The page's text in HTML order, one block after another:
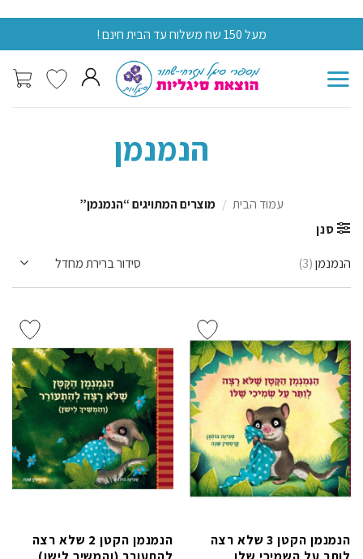
Skip
מעל 150 שח משלוח עד הבית חינם !
הנמנמן
עמוד הבית / מוצרים המתויגים “הנמנמן”
סנן
הנמנמן(3)
הנמנמן הקטן 3 שלא רצה
הנמנמן הקטן 2 שלא רצה